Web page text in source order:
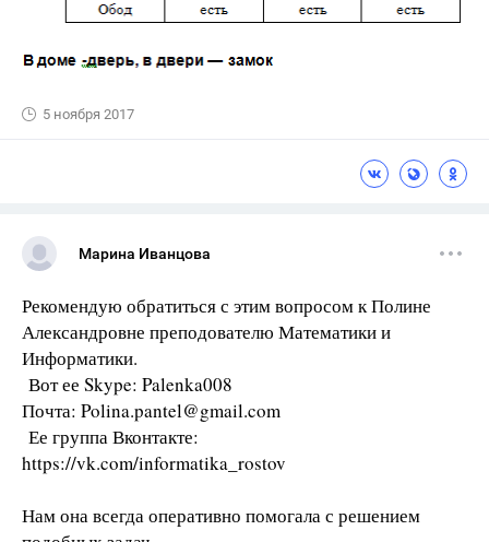
5 ноября 2017
Марина Иванцова
Рекомендую обратиться с этим вопросом к Полине
Александровне преподователю Математики и
Информатики.
Вот ее Skype: Palenka008
Почта: Polina.pantel@gmail.com
Ее группа Вконтакте:
https://vk.com/informatika_rostov
Нам она всегда оперативно помогала с решением